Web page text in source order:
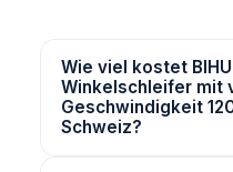
Wie viel kostet
Winkelschleifer mit
Geschwindigkeit
Schweiz?